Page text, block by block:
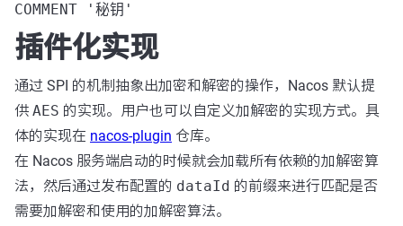
COMMENT '秘钥'
插件化实现
通过 SPI 的机制抽象出加密和解密的操作，Nacos 默认提
供 AES 的实现。用户也可以自定义加解密的实现方式。具
体的实现在 nacos-plugin 仓库。
在 Nacos 服务端启动的时候就会加载所有依赖的加解密算
法，然后通过发布配置的 dataId 的前缀来进行匹配是否
需要加解密和使用的加解密算法。